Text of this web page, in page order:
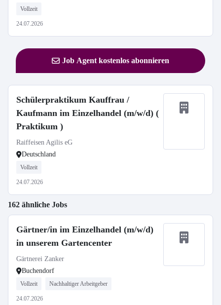
Vollzeit
24.07.2026
Job Agent kostenlos abonnieren
Schülerpraktikum Kauffrau /
Kaufmann im Einzelhandel (m/w/d) (
Praktikum )
Raiffeisen Agilis eG
Deutschland
Vollzeit
24.07.2026
162 ähnliche Jobs
Gärtner/in im Einzelhandel (m/w/d)
in unserem Gartencenter
Gärtnerei Zanker
Buchendorf
Vollzeit Nachhaltiger Arbeitgeber
24.07.2026